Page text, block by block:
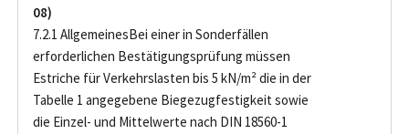
08)
7.2.1 AllgemeinesBei einer in Sonderfällen
erforderlichen Bestätigungsprüfung müssen
Estriche für Verkehrslasten bis 5 kN/m² die in der
Tabelle 1 angegebene Biegezugfestigkeit sowie
die Einzel- und Mittelwerte nach DIN 18560-1